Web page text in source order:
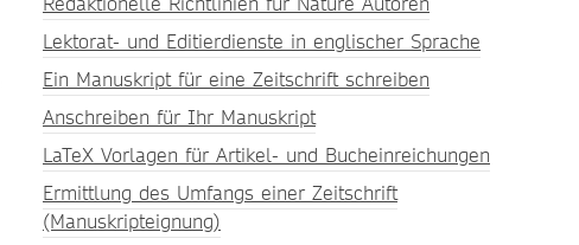
Lektorat- und Editierdienste in englischer Sprache
Ein Manuskript für eine Zeitschrift schreiben
Anschreiben für Ihr Manuskript
LaTeX Vorlagen für Artikel- und Bucheinreichungen
Ermittlung des Umfangs einer Zeitschrift
(Manuskripteignung)